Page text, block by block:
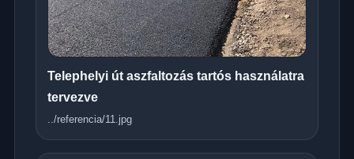
Telephelyi út aszfaltozás tartós használatra
tervezve
../referencia/11.jpg